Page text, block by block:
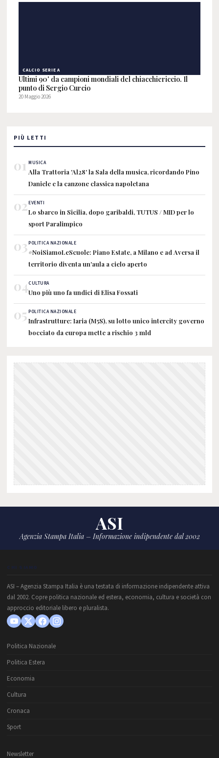
CALCIO SERIE A
Ultimi 90' da campioni mondiali del chiacchiericcio. Il
punto di Sergio Curcio
20 Maggio 2026
PIÙ LETTI
01 MUSICA
Alla Trattoria 'Al28' la Sala della musica, ricordando Pino
Daniele e la canzone classica napoletana
02EVENTI
Lo sbarco in Sicilia, dopo garibaldi, TUTUS / MID per lo
sport Paralimpico
03POLITICA NAZIONALE
#NoiSiamoLeScuole: Piano Estate, a Milano e ad Aversa il
territorio diventa un'aula a cielo aperto
04CULTURA
Uno più uno fa undici di Elisa Fossati
05 POLITICA NAZIONALE
Infrastrutture: Iaria (M5S), su lotto unico intercity governo
bocciato da europa mette a rischio 3 mld
ASI
Agenzia Stampa Italia – Informazione indipendente dal 2002
CHI SIAMO
ASI – Agenzia Stampa Italia è una testata di informazione indipendente attiva
dal 2002. Copre politica nazionale ed estera, economia, cultura e società con
approccio editoriale libero e pluralista.
Politica Nazionale
Politica Estera
Economia
Cultura
Cronaca
Sport
Newsletter